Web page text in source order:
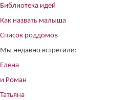
Библиотека идей
Как назвать малыша
Список роддомов
Мы недавно встретили:
Елена
и Роман
Татьяна